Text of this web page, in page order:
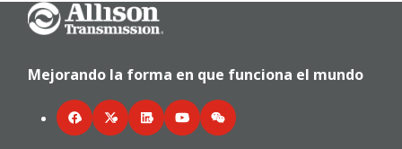
Go Home
Mejorando la forma en que funciona el mundo
FacebookTwitterLinkedInYouTubeWeChat